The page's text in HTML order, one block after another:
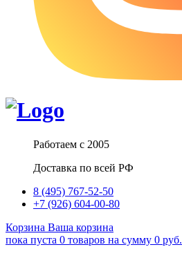
Работаем с 2005
Доставка по всей РФ
8 (495) 767-52-50
+7 (926) 604-00-80
Корзина Ваша корзина
пока пуста 0 товаров на сумму 0 руб.